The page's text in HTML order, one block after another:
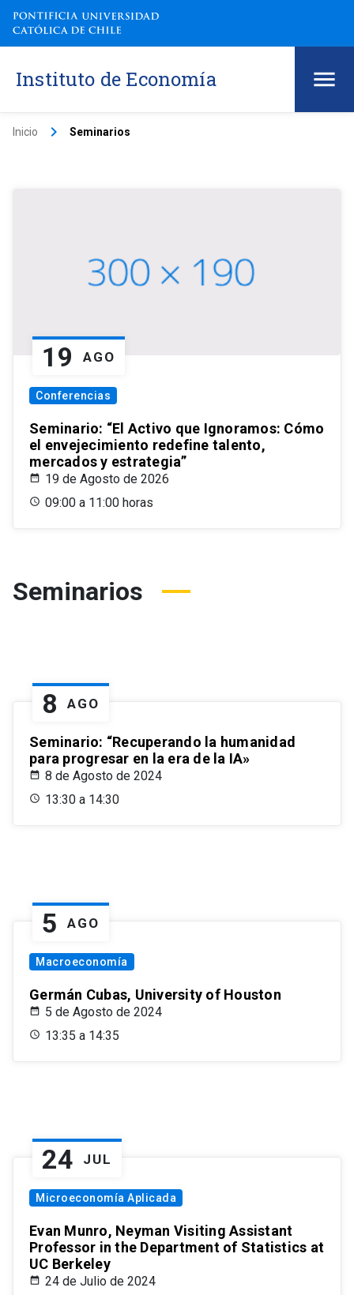
Instituto de Economía
Inicio keyboard_arrow_right Seminarios
19 AGO
Conferencias
Seminario: “El Activo que Ignoramos: Cómo
el envejecimiento redefine talento,
mercados y estrategia”
19 de Agosto de 2026
09:00 a 11:00 horas
Seminarios
8 AGO
Seminario: “Recuperando la humanidad
para progresar en la era de la IA»
8 de Agosto de 2024
13:30 a 14:30
5 AGO
Macroeconomía
Germán Cubas, University of Houston
5 de Agosto de 2024
13:35 a 14:35
24 JUL
Microeconomía Aplicada
Evan Munro, Neyman Visiting Assistant
Professor in the Department of Statistics at
UC Berkeley
24 de Julio de 2024